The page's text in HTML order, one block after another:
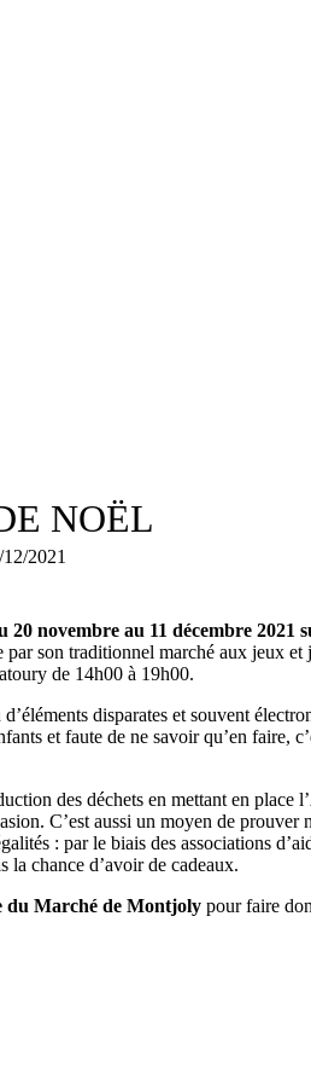
NOËL
2021
20 novembre au 11 décembre 2021
par son traditionnel marché aux jeux et
de 14h00 à 19h00.
disparates et souvent
et faute de ne savoir qu’en faire,
des déchets en mettant en place
C’est aussi un moyen de prouver
: par le biais des associations
la chance d’avoir de cadeaux.
du Marché de Montjoly pour faire